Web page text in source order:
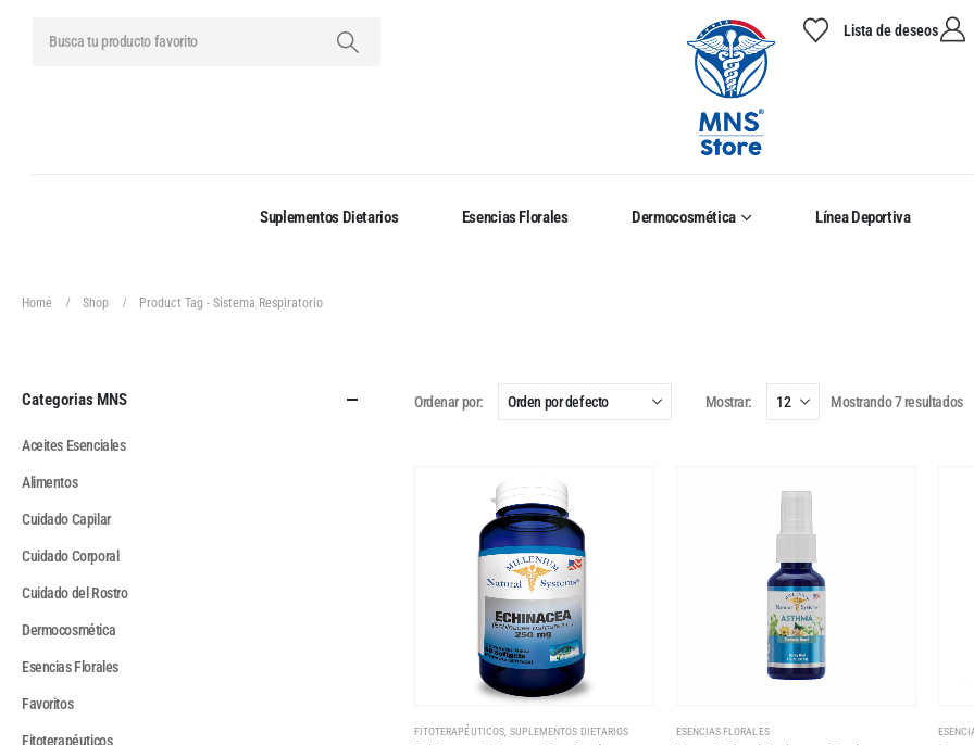
Lista de deseos
Suplementos Dietarios Esencias Florales Dermocosmética Línea Deportiva
Home Shop Product Tag - Sistema Respiratorio
Ordenar por: Mostrar: Mostrando 7 resultados
FITOTERAPÉUTICOS, SUPLEMENTOS DIETARIOS ESENCIAS FLORALES
Categorias MNS
Aceites Esenciales
Alimentos
Cuidado Capilar
Cuidado Corporal
Cuidado del Rostro
Dermocosmética
Esencias Florales
Favoritos
Fitoterapéuticos